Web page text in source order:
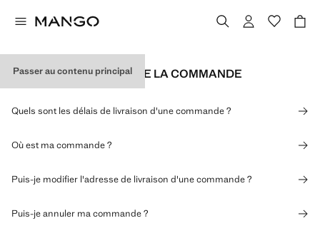
Passer au contenu principal
EXPÉDITION ET SUIVI DE LA COMMANDE
Quels sont les délais de livraison d'une commande ?
Où est ma commande ?
Puis-je modifier l'adresse de livraison d'une commande ?
Puis-je annuler ma commande ?